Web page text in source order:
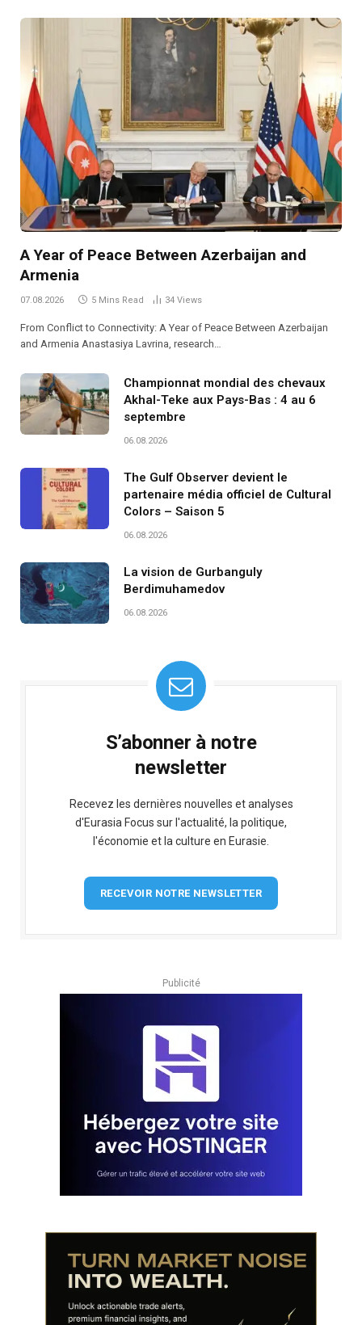
A Year of Peace Between Azerbaijan and
Armenia
07.08.2026 5 Mins Read 34 Views
From Conflict to Connectivity: A Year of Peace Between Azerbaijan
and Armenia Anastasiya Lavrina, research…
Championnat mondial des chevaux
Akhal-Teke aux Pays-Bas : 4 au 6
septembre
06.08.2026
The Gulf Observer devient le
partenaire média officiel de Cultural
Colors – Saison 5
06.08.2026
La vision de Gurbanguly
Berdimuhamedov
06.08.2026
S’abonner à notre
newsletter
Recevez les dernières nouvelles et analyses
d'Eurasia Focus sur l'actualité, la politique,
l'économie et la culture en Eurasie.
RECEVOIR NOTRE NEWSLETTER
Publicité